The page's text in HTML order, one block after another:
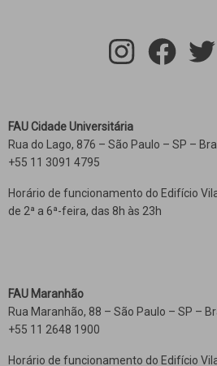
FAU Cidade Universitária
Rua do Lago, 876 – São Paulo – SP –
+55 11 3091 4795
Horário de funcionamento do Edifício
de 2ª a 6ª-feira, das 8h às 23h
FAU Maranhão
Rua Maranhão, 88 – São Paulo – SP –
+55 11 2648 1900
Horário de funcionamento do Edifício